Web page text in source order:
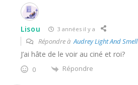
Lisou 3 années il y a
Répondre àAudrey Light And Smell
J’ai hâte de le voir au ciné et roi?
0 Répondre